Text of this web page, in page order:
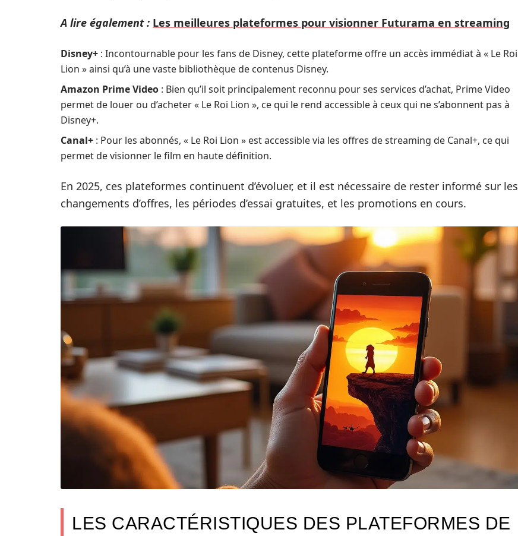
A lire également : Les meilleures plateformes pour visionner Futurama en streaming
Disney+ : Incontournable pour les fans de Disney, cette plateforme offre un accès immédiat à « Le Roi
Lion » ainsi qu’à une vaste bibliothèque de contenus Disney.
Amazon Prime Video : Bien qu’il soit principalement reconnu pour ses services d’achat, Prime Video
permet de louer ou d’acheter « Le Roi Lion », ce qui le rend accessible à ceux qui ne s’abonnent pas à
Disney+.
Canal+ : Pour les abonnés, « Le Roi Lion » est accessible via les offres de streaming de Canal+, ce qui
permet de visionner le film en haute définition.
En 2025, ces plateformes continuent d’évoluer, et il est nécessaire de rester informé sur les
changements d’offres, les périodes d’essai gratuites, et les promotions en cours.
LES CARACTÉRISTIQUES DES PLATEFORMES DE